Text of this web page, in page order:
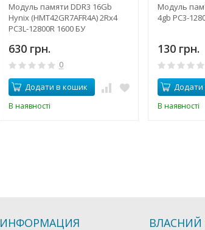
Модуль памяти DDR3 16Gb
Hynix (HMT42GR7AFR4A) 2Rx4
PC3L-12800R 1600 БУ
630 грн.
0
Додати в кошик
В наявності
Модуль
4gb PC3-
130 грн.
Додати
В наявності
ИНФОРМАЦИЯ ВЛАСНИЙ